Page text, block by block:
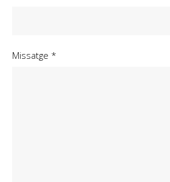
Missatge *